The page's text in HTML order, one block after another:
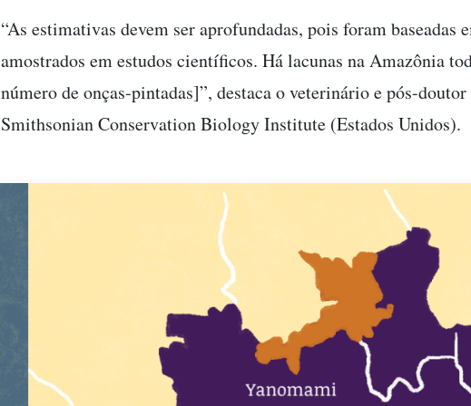
“As estimativas devem ser aprofundadas, pois foram baseadas
amostrados em estudos científicos. Há lacunas na Amazônia
número de onças-pintadas]”, destaca o veterinário e pós-
Smithsonian Conservation Biology Institute (Estados Unidos).